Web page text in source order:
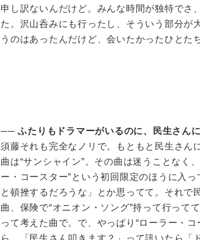
申し訳ないんだけど。みんな時間が独特でさ
た。沢山呑みにも行ったし、そういう部分が
うのはあったんだけど、会いたかったひとた
──ふたりもドラマーがいるのに、民生さん
須藤それも完全なノリで。もともと民生さん
曲は“サンシャイン”。その曲は迷うことなく
ー・コースター”という初回限定のほうに入
と頓挫するだろうな」とか思ってて。それで
曲、保険で“オニオン・ソング”持って行って
って考えた曲で。で、やっぱり“ローラー・
ら、「民生さん叩きます？」って訊いたら「